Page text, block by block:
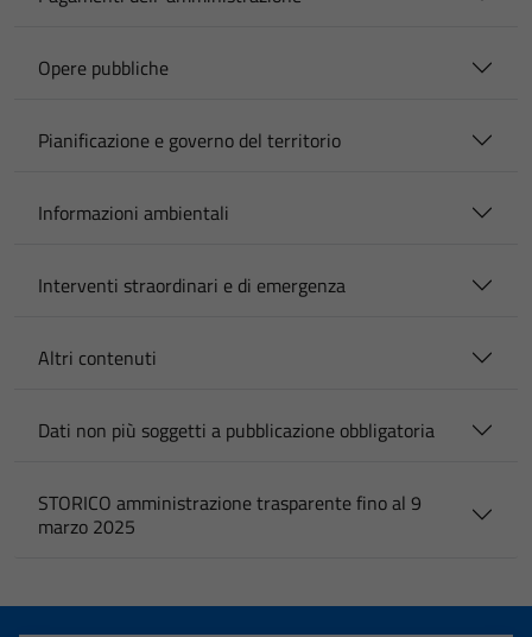
Opere pubbliche
Pianificazione e governo del territorio
Informazioni ambientali
Interventi straordinari e di emergenza
Altri contenuti
Dati non più soggetti a pubblicazione obbligatoria
STORICO amministrazione trasparente fino al 9
marzo 2025